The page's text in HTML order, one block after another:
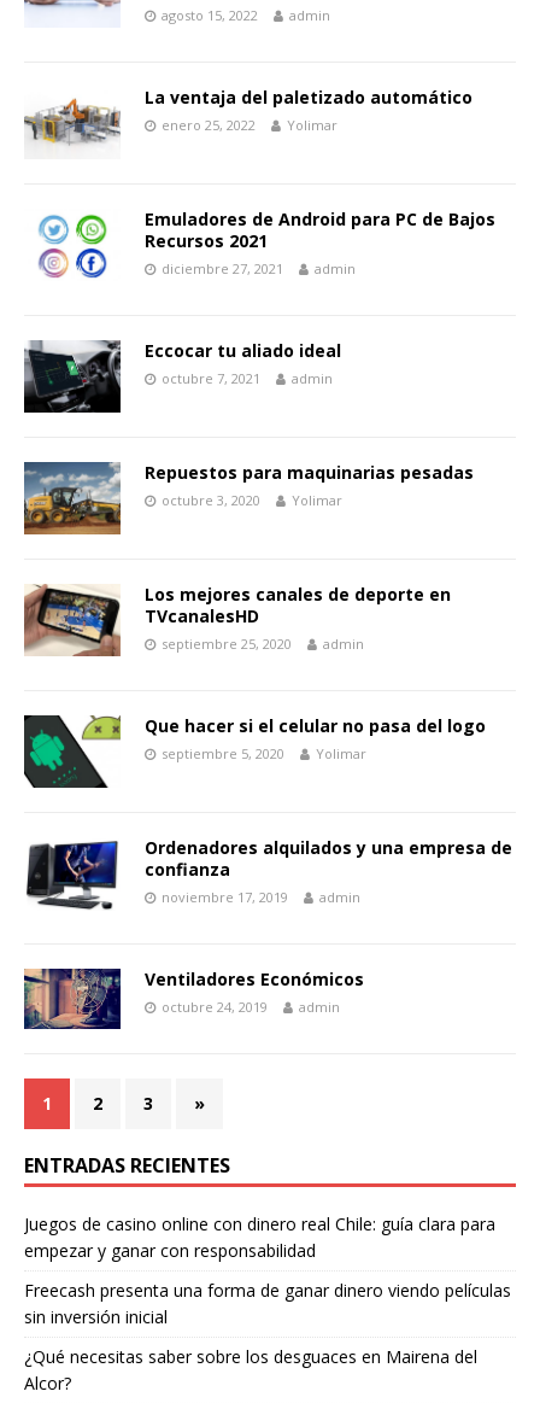
agosto 15, 2022 admin
La ventaja del paletizado automático
enero 25, 2022 Yolimar
Emuladores de Android para PC de Bajos
Recursos 2021
diciembre 27, 2021 admin
Eccocar tu aliado ideal
octubre 7, 2021 admin
Repuestos para maquinarias pesadas
octubre 3, 2020 Yolimar
Los mejores canales de deporte en
TVcanalesHD
septiembre 25, 2020 admin
Que hacer si el celular no pasa del logo
septiembre 5, 2020 Yolimar
Ordenadores alquilados y una empresa de
confianza
noviembre 17, 2019 admin
Ventiladores Económicos
octubre 24, 2019 admin
1 2 3 »
ENTRADAS RECIENTES
Juegos de casino online con dinero real Chile: guía clara para
empezar y ganar con responsabilidad
Freecash presenta una forma de ganar dinero viendo películas
sin inversión inicial
¿Qué necesitas saber sobre los desguaces en Mairena del
Alcor?